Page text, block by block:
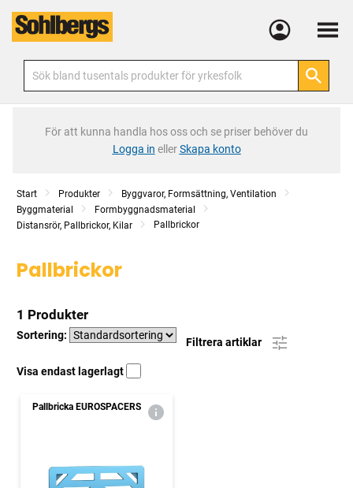
Meny
För att kunna handla hos oss och se priser behöver du
Logga in ellerSkapa konto
Start Produkter
Byggvaror, Formsättning, Ventilation
Byggmaterial
Formbyggnadsmaterial
Distansrör, Pallbrickor, Kilar
Pallbrickor
Pallbrickor
1 Produkter
Sortering:
Filtrera artiklar
Visa endast lagerlagt
Pallbricka EUROSPACERS